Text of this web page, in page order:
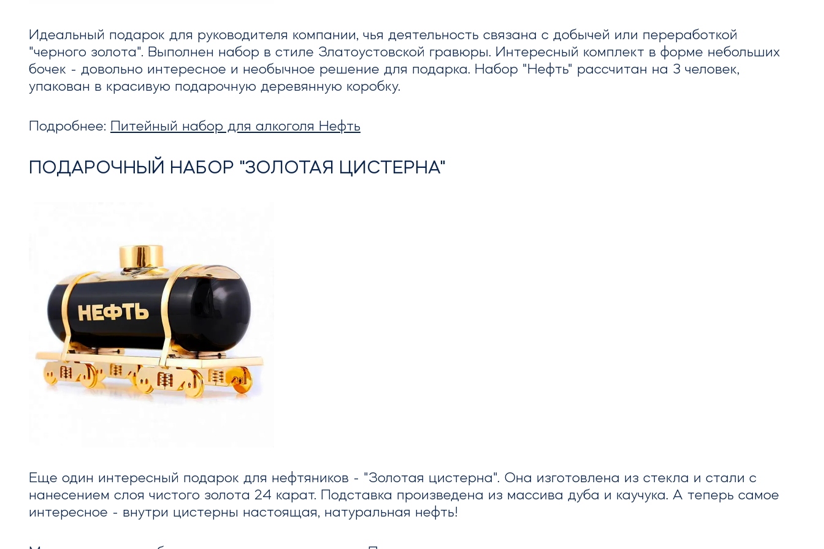
Идеальный подарок для руководителя компании, чья деятельность связана с добычей или переработкой
"черного золота". Выполнен набор в стиле Златоустовской гравюры. Интересный комплект в форме небольших
бочек - довольно интересное и необычное решение для подарка. Набор "Нефть" рассчитан на 3 человек,
упакован в красивую подарочную деревянную коробку.
Подробнее: Питейный набор для алкоголя Нефть
ПОДАРОЧНЫЙ НАБОР "ЗОЛОТАЯ ЦИСТЕРНА"
Еще один интересный подарок для нефтяников - "Золотая цистерна". Она изготовлена из стекла и стали с
нанесением слоя чистого золота 24 карат. Подставка произведена из массива дуба и каучука. А теперь самое
интересное - внутри цистерны настоящая, натуральная нефть!